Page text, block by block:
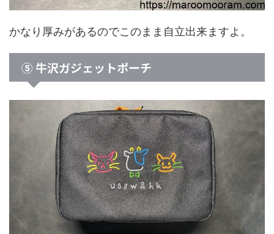
かなり厚みがあるのでこのまま自立出来ますよ。
⑤ 牛沢ガジェットポーチ